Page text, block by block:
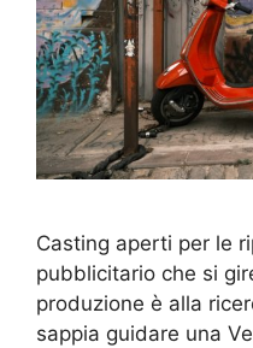
Casting aperti per le
pubblicitario che si
produzione è alla
sappia guidare una